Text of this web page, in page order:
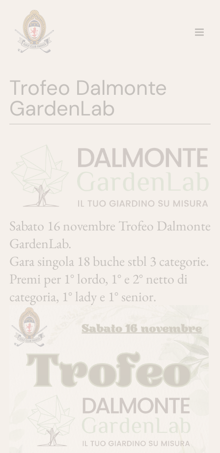
contenuto
Trofeo Dalmonte
GardenLab
Sabato 16 novembre Trofeo Dalmonte
GardenLab.
Gara singola 18 buche stbl 3 categorie.
Premi per 1° lordo, 1° e 2° netto di
categoria, 1° lady e 1° senior.